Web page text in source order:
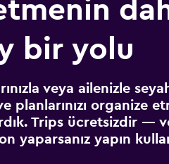
bir yolu
veya ailenizle
planlarınızı organize
Trips ücretsizdir —
yaparsanız yapın